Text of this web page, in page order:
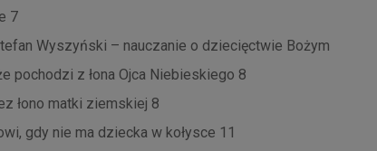
7
Wyszyński – nauczanie o dziecięctwie Bożym
pochodzi z łona Ojca Niebieskiego 8
łono matki ziemskiej 8
gdy nie ma dziecka w kołysce 11